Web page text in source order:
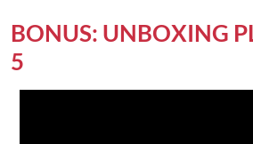
BONUS: UNBOXING
5